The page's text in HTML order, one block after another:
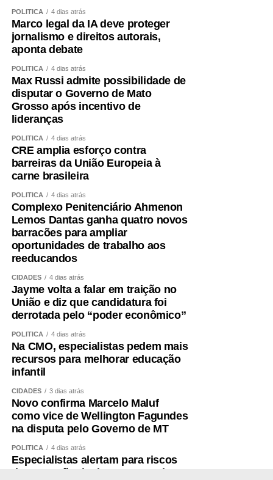
POLÍTICA 4 dias atrás
Marco legal da IA deve proteger
jornalismo e direitos autorais,
aponta debate
POLÍTICA 4 dias atrás
Max Russi admite possibilidade de
disputar o Governo de Mato
Grosso após incentivo de
lideranças
POLÍTICA 4 dias atrás
CRE amplia esforço contra
barreiras da União Europeia à
carne brasileira
POLÍTICA 4 dias atrás
Complexo Penitenciário Ahmenon
Lemos Dantas ganha quatro novos
barracões para ampliar
oportunidades de trabalho aos
reeducandos
CIDADES 4 dias atrás
Jayme volta a falar em traição no
União e diz que candidatura foi
derrotada pelo “poder econômico”
POLÍTICA 4 dias atrás
Na CMO, especialistas pedem mais
recursos para melhorar educação
infantil
CIDADES 3 dias atrás
Novo confirma Marcelo Maluf
como vice de Wellington Fagundes
na disputa pelo Governo de MT
POLÍTICA 4 dias atrás
Especialistas alertam para riscos
de expansão de data centers de IA